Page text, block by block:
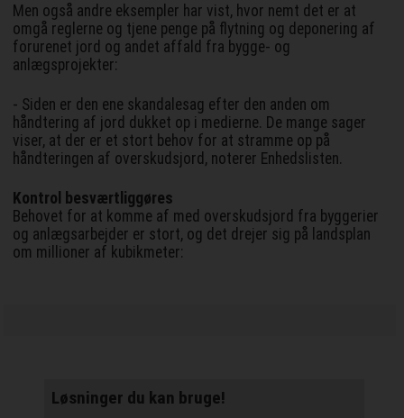
Men også andre eksempler har vist, hvor nemt det er at
omgå reglerne og tjene penge på flytning og deponering af
forurenet jord og andet affald fra bygge- og
anlægsprojekter:
- Siden er den ene skandalesag efter den anden om
håndtering af jord dukket op i medierne. De mange sager
viser, at der er et stort behov for at stramme op på
håndteringen af overskudsjord, noterer Enhedslisten.
Kontrol besværtliggøres
Behovet for at komme af med overskudsjord fra byggerier
og anlægsarbejder er stort, og det drejer sig på landsplan
om millioner af kubikmeter:
Løsninger du kan bruge!